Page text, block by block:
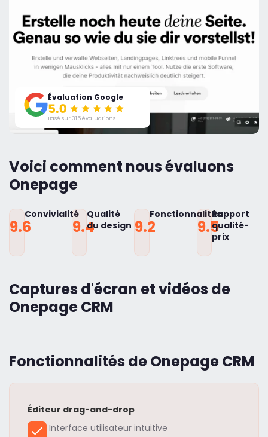
Évaluation Google
Basé sur 315 évaluations
Voici comment nous évaluons
Onepage
9.6
Convivialité
9.4
Qualité
du design 9.2
Fonctionnalités
9.5
Rapport
qualité-
prix
Captures d'écran et vidéos de
Onepage CRM
Fonctionnalités de Onepage CRM
Éditeur drag-and-drop
Interface utilisateur intuitive